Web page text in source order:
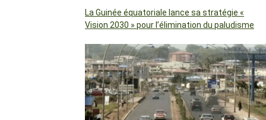
La Guinée équatoriale lance sa stratégie «
Vision 2030 » pour l’élimination du paludisme